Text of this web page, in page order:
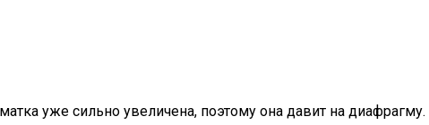
уже сильно увеличена, поэтому она давит на диафрагму.